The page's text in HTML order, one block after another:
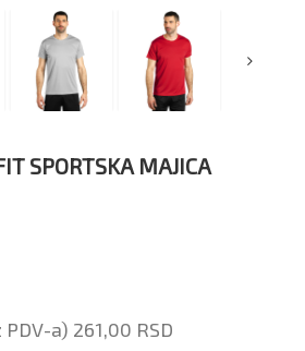
SPORTSKA MAJICA
a) 261,00 RSD